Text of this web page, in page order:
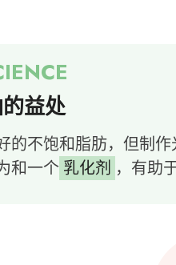
益处
的不饱和脂肪，但制
和一个 乳化剂 ，有助